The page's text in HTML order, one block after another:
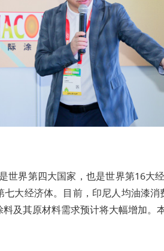
世界第四大国家，也是世界第16大
七大经济体。目前，印尼人均油漆
及其原材料需求预计将大幅增加